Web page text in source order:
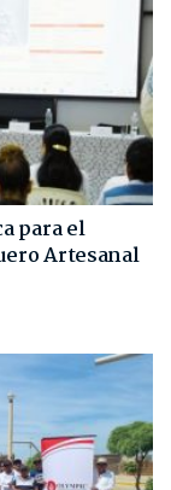
para el
Artesanal